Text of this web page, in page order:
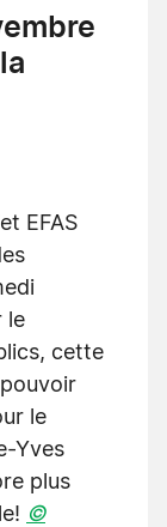
EFAS
le
cette
le
Yves
plus
©